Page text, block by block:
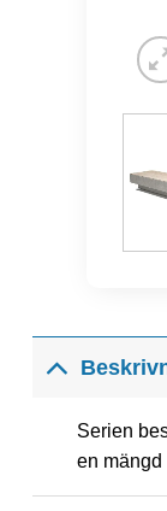
Serien
en mängd